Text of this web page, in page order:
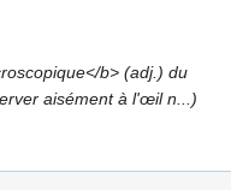
b> (adj.) du
aisément à l'œil n...)